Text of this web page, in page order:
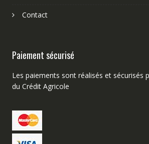
Contact
Paiement sécurisé
Les paiements sont réalisés et sécurisés
du Crédit Agricole